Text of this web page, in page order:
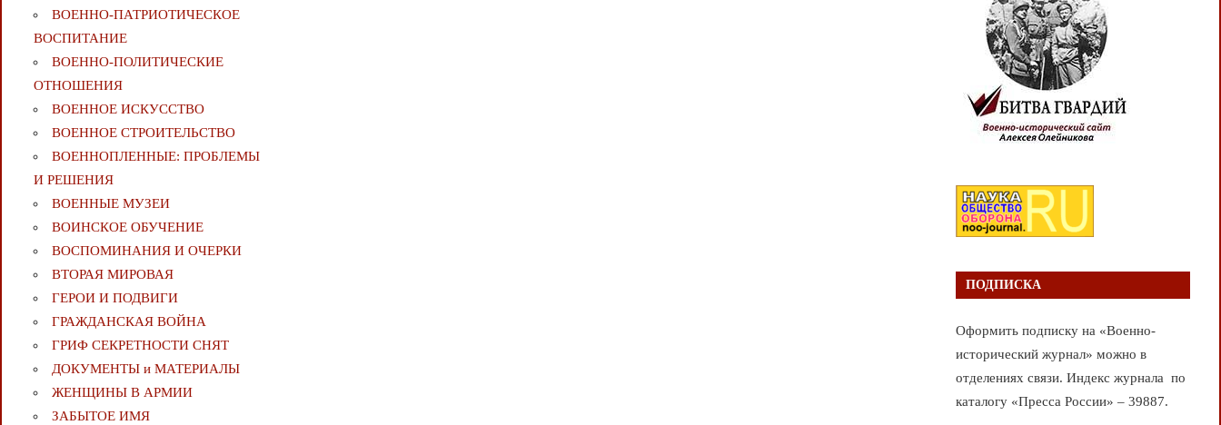
ВОЕННО-ПАТРИОТИЧЕСКОЕ
ВОСПИТАНИЕ
ВОЕННО-ПОЛИТИЧЕСКИE
ОТНОШЕНИЯ
ВОЕННОЕ ИСКУССТВО
ВОЕННОЕ СТРОИТЕЛЬСТВО
ВОЕННОПЛЕННЫЕ: ПРОБЛЕМЫ
И РЕШЕНИЯ
ВОЕННЫЕ МУЗЕИ
ВОИНСКОЕ ОБУЧЕНИЕ
ВОСПОМИНАНИЯ И ОЧЕРКИ
ВТОРАЯ МИРОВАЯ
ГЕРОИ И ПОДВИГИ
ГРАЖДАНСКАЯ ВОЙНА
ГРИФ СЕКРЕТНОСТИ СНЯТ
ДОКУМЕНТЫ и МАТЕРИАЛЫ
ЖЕНЩИНЫ В АРМИИ
ЗАБЫТОЕ ИМЯ
ПОДПИСКА
Оформить подписку на «Военно-
исторический журнал» можно в
отделениях связи. Индекс журнала по
каталогу «Пресса России» – 39887.